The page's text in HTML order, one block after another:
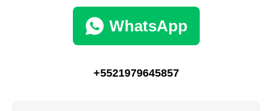
WhatsApp
+5521979645857